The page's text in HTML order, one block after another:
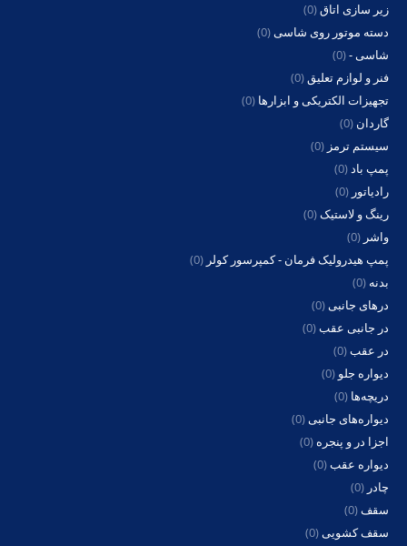
زیر سازی اتاق(0)
دسته موتور روی شاسی(0)
شاسی -(0)
فنر و لوازم تعلیق(0)
تجهیزات الکتریکی و ابزارها (0)
گاردان (0)
سیستم ترمز (0)
پمپ باد(0)
رادیاتور (0)
رینگ و لاستیک(0)
واشر (0)
پمپ هیدرولیک فرمان - کمپرسور کولر (0)
بدنه (0)
درهای جانبی(0)
در جانبی عقب(0)
در عقب(0)
دیواره جلو (0)
دریچه‌ها (0)
دیواره‌های جانبی(0)
اجزا در و پنجره (0)
دیواره عقب(0)
چادر (0)
سقف(0)
سقف کشویی(0)